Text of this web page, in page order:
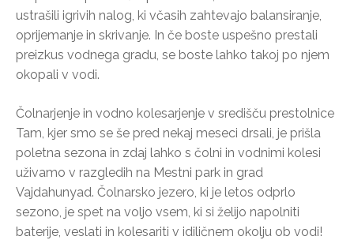
ustrašili igrivih nalog, ki včasih zahtevajo balansiranje,
oprijemanje in skrivanje. In če boste uspešno prestali
preizkus vodnega gradu, se boste lahko takoj po njem
okopali v vodi.
Čolnarjenje in vodno kolesarjenje v središču prestolnice
Tam, kjer smo se še pred nekaj meseci drsali, je prišla
poletna sezona in zdaj lahko s čolni in vodnimi kolesi
uživamo v razgledih na Mestni park in grad
Vajdahunyad. Čolnarsko jezero, ki je letos odprlo
sezono, je spet na voljo vsem, ki si želijo napolniti
baterije, veslati in kolesariti v idiličnem okolju ob vodi!